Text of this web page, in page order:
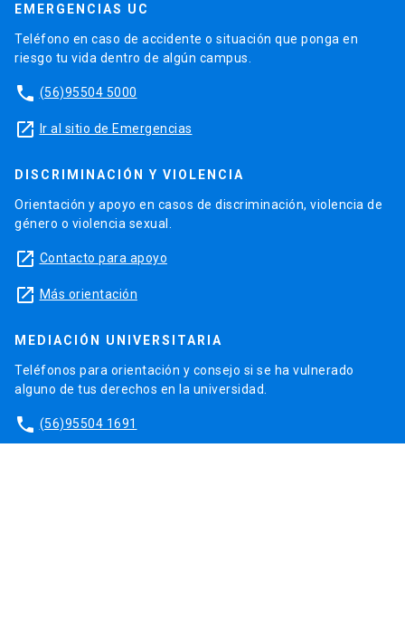
EMERGENCIAS UC
Teléfono en caso de accidente o situación que ponga en
riesgo tu vida dentro de algún campus.
phone (56)95504 5000
launch Ir al sitio de Emergencias
DISCRIMINACIÓN Y VIOLENCIA
Orientación y apoyo en casos de discriminación, violencia de
género o violencia sexual.
launch Contacto para apoyo
launch Más orientación
MEDIACIÓN UNIVERSITARIA
Teléfonos para orientación y consejo si se ha vulnerado
alguno de tus derechos en la universidad.
phone (56)95504 1691